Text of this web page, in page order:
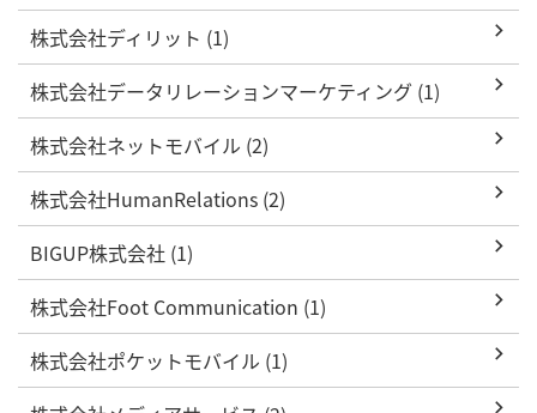
株式会社ディリット (1)
株式会社データリレーションマーケティング (1)
株式会社ネットモバイル (2)
株式会社HumanRelations (2)
BIGUP株式会社 (1)
株式会社Foot Communication (1)
株式会社ポケットモバイル (1)